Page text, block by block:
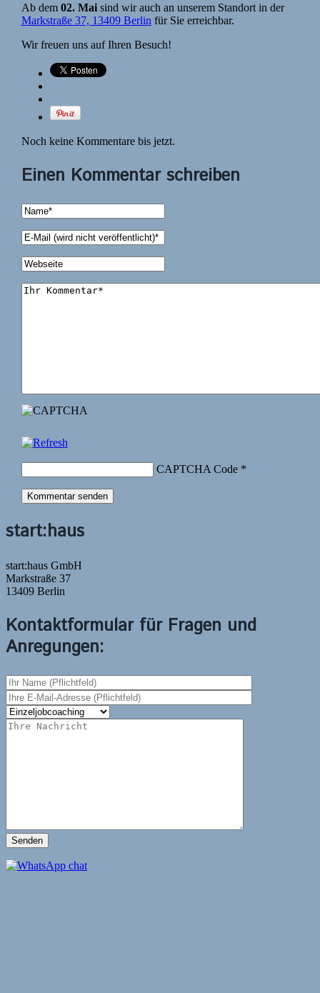
Ab dem 02. Maisind wir auch an unserem Standort in der
Markstraße 37, 13409 Berlin für Sie erreichbar.
Wir freuen uns auf Ihren Besuch!
Noch keine Kommentare bis jetzt.
Einen Kommentar schreiben
CAPTCHA Code*
start:haus
start:haus GmbH
Markstraße 37
13409 Berlin
Kontaktformular für Fragen und
Anregungen: